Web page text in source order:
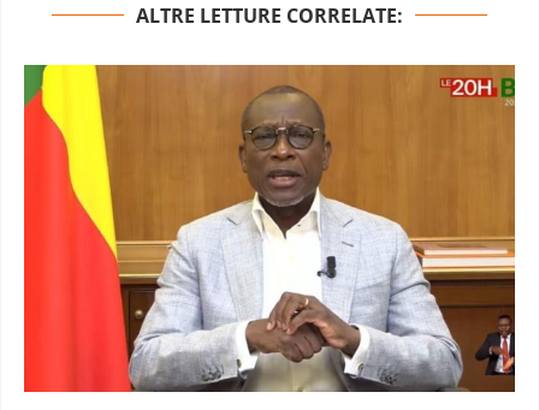
ALTRE LETTURE CORRELATE: